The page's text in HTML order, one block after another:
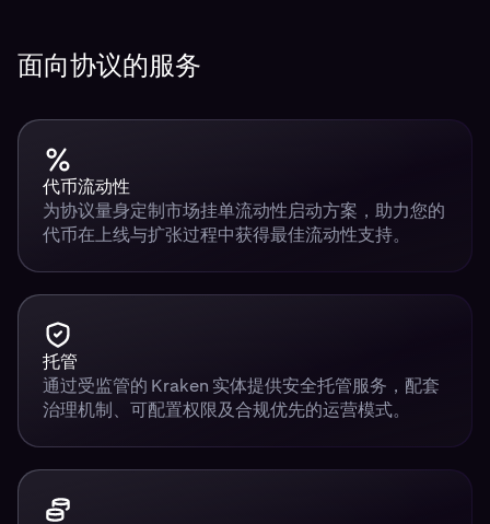
面向协议的服务
代币流动性
为协议量身定制市场挂单流动性启动方案，助力您的
代币在上线与扩张过程中获得最佳流动性支持。
托管
通过受监管的 Kraken 实体提供安全托管服务，配套
治理机制、可配置权限及合规优先的运营模式。